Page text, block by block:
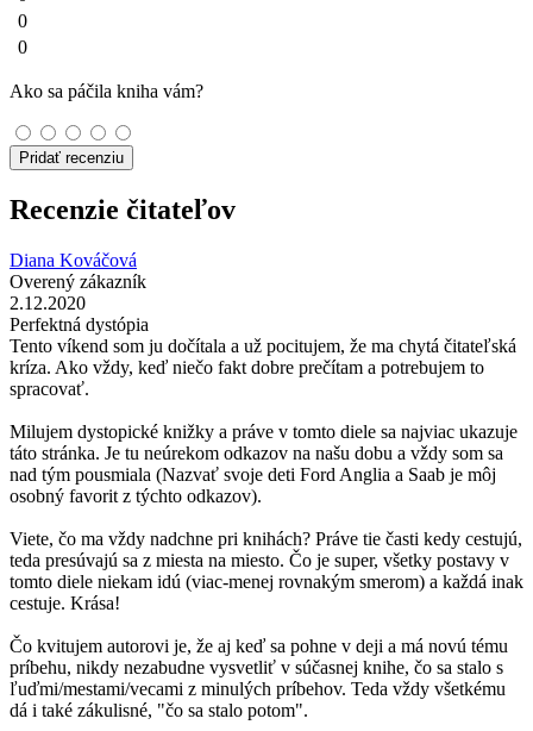
0
0
Ako sa páčila kniha vám?
Pridať recenziu
Recenzie čitateľov
Diana Kováčová
Overený zákazník
2.12.2020
Perfektná dystópia
Tento víkend som ju dočítala a už pocitujem, že ma chytá čitateľská
kríza. Ako vždy, keď niečo fakt dobre prečítam a potrebujem to
spracovať.
Milujem dystopické knižky a práve v tomto diele sa najviac ukazuje
táto stránka. Je tu neúrekom odkazov na našu dobu a vždy som sa
nad tým pousmiala (Nazvať svoje deti Ford Anglia a Saab je môj
osobný favorit z týchto odkazov).
Viete, čo ma vždy nadchne pri knihách? Práve tie časti kedy cestujú,
teda presúvajú sa z miesta na miesto. Čo je super, všetky postavy v
tomto diele niekam idú (viac-menej rovnakým smerom) a každá inak
cestuje. Krása!
Čo kvitujem autorovi je, že aj keď sa pohne v deji a má novú tému
príbehu, nikdy nezabudne vysvetliť v súčasnej knihe, čo sa stalo s
ľuďmi/mestami/vecami z minulých príbehov. Teda vždy všetkému
dá i také zákulisné, "čo sa stalo potom".